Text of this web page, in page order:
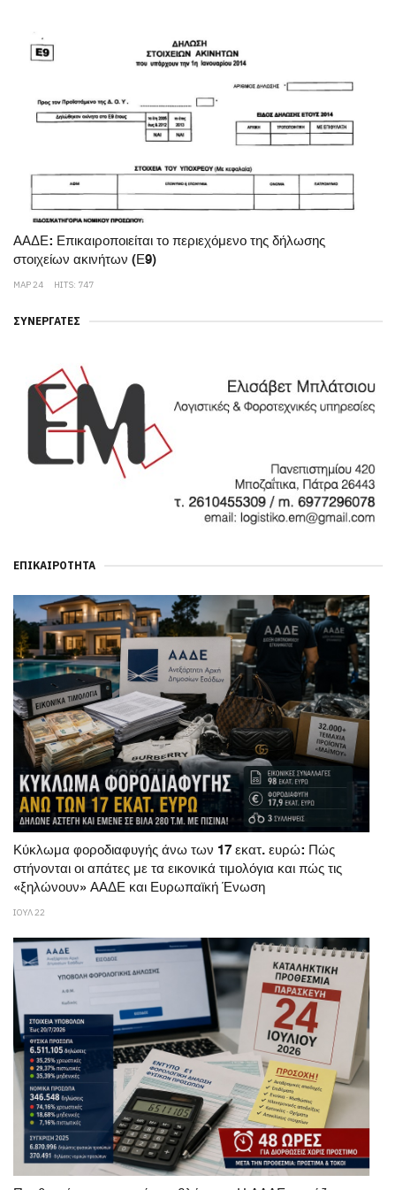
ΑΑΔΕ: Επικαιροποιείται το περιεχόμενο της δήλωσης
στοιχείων ακινήτων (Ε9)
ΜΑΡ 24 HITS: 747
ΣΥΝΕΡΓΆΤΕΣ
ΕΠΙΚΑΙΡΌΤΗΤΑ
Κύκλωμα φοροδιαφυγής άνω των 17 εκατ. ευρώ: Πώς
στήνονται οι απάτες με τα εικονικά τιμολόγια και πώς τις
«ξηλώνουν» ΑΑΔΕ και Ευρωπαϊκή Ένωση
ΙΟΥΛ 22